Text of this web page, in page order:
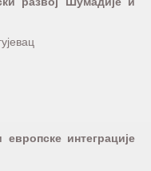
европске интеграције